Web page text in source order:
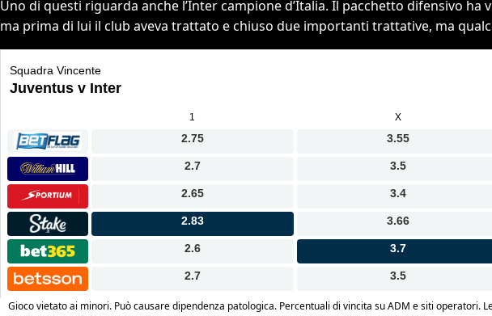
Uno di questi riguarda anche l’Inter campione d’Italia. Il pacchetto difensivo ha
ma prima di lui il club aveva trattato e chiuso due importanti trattative, ma